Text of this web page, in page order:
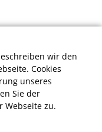
wir den
Cookies
unseres
Sie der
Webseite zu.